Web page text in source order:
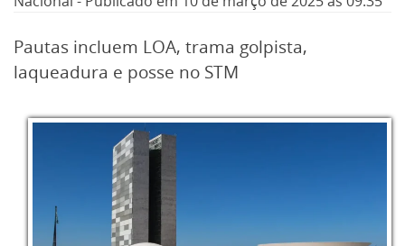
Informe especial
Pautas incluem LOA, trama golpista,
laqueadura e posse no STM